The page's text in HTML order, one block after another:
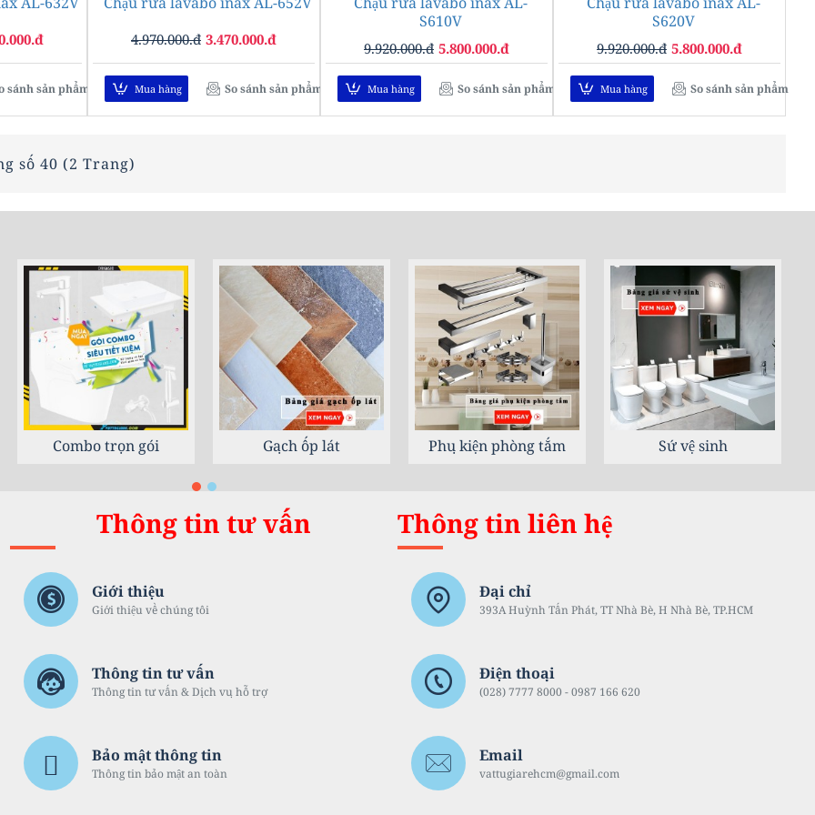
sánh sản phẩm
3.470.000.đ
4.970.000.đ
Mua hàng So sánh sản phẩm
S610V
5.800.000.đ
9.920.000.đ
Mua hàng So sánh sản phẩm
S620V
5.800.000.đ
9.920.000.đ
Mua hàng So sánh sản phẩm
số 40 (2 Trang)
Phụ kiện phòng tắm Sứ vệ sinh Thiết bị nhà bếp Thiết bị sen vòi
Thông tin tư vấn
Giới thiệu
Giới thiệu về chúng tôi
Thông tin tư vấn
Thông tin tư vấn & Dịch vụ hỗ trợ
Bảo mật thông tin
Thông tin bảo mật an toàn
Thông tin liên hệ
Đại chỉ
393A Huỳnh Tấn Phát, TT Nhà Bè, H Nhà Bè, TP.HCM
Điện thoại
(028) 7777 8000 - 0987 166 620
Email
vattugiarehcm@gmail.com